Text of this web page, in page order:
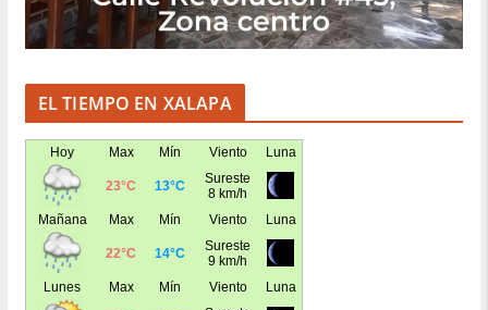
EL TIEMPO EN XALAPA